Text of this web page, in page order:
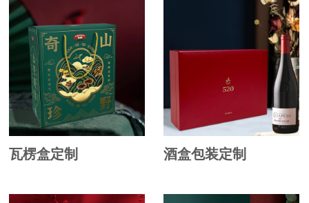
瓦楞盒定制 酒盒包装定制